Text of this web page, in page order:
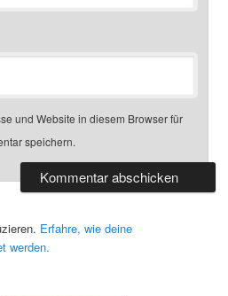
und Website in diesem Browser für
speichern.
Erfahre, wie deine
werden.